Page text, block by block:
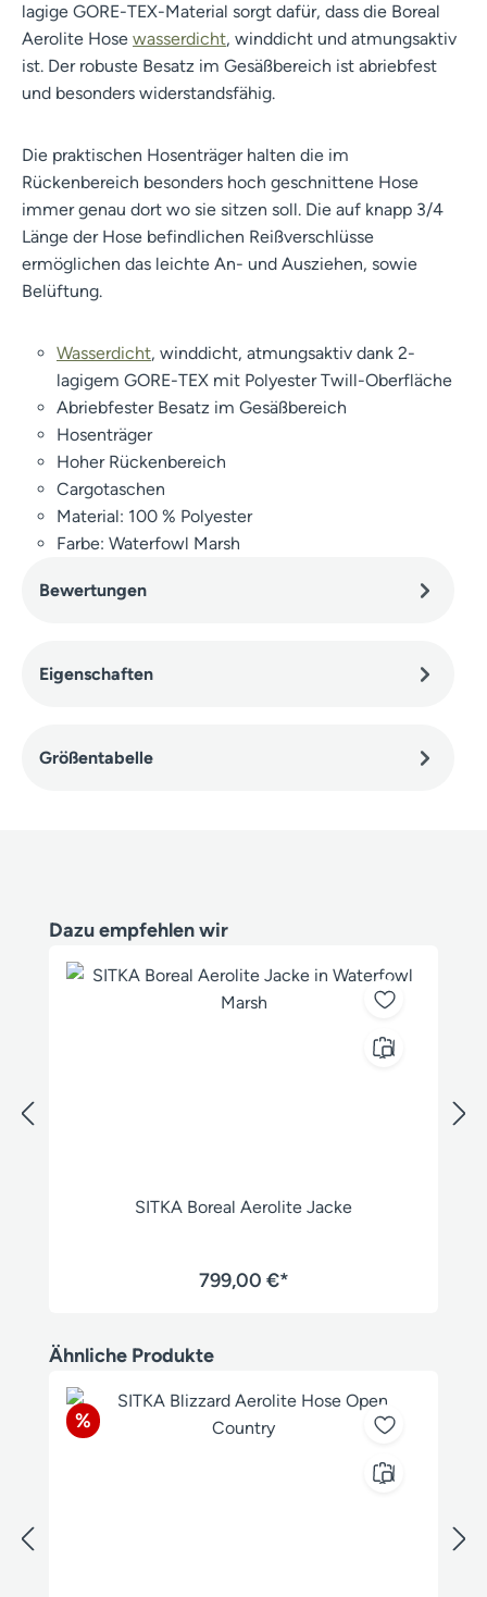
lagige GORE-TEX-Material sorgt dafür, dass die Boreal
Aerolite Hose wasserdicht, winddicht und atmungsaktiv
ist. Der robuste Besatz im Gesäßbereich ist abriebfest
und besonders widerstandsfähig.
Die praktischen Hosenträger halten die im
Rückenbereich besonders hoch geschnittene Hose
immer genau dort wo sie sitzen soll. Die auf knapp 3/4
Länge der Hose befindlichen Reißverschlüsse
ermöglichen das leichte An- und Ausziehen, sowie
Belüftung.
Wasserdicht, winddicht, atmungsaktiv dank 2-
lagigem GORE-TEX mit Polyester Twill-Oberfläche
Abriebfester Besatz im Gesäßbereich
Hosenträger
Hoher Rückenbereich
Cargotaschen
Material: 100 % Polyester
Farbe: Waterfowl Marsh
Bewertungen
Eigenschaften
Größentabelle
Produktgalerie überspringen
Dazu empfehlen wir
SITKA Boreal Aerolite Jacke
799,00 €*
Produktgalerie überspringen
Ähnliche Produkte
Rabatt
%